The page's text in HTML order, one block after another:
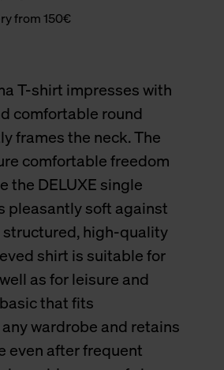
from 150€
T-shirt impresses with
comfortable round
frames the neck. The
comfortable freedom
the DELUXE single
pleasantly soft against
structured, high-quality
shirt is suitable for
as for leisure and
that fits
wardrobe and retains
even after frequent